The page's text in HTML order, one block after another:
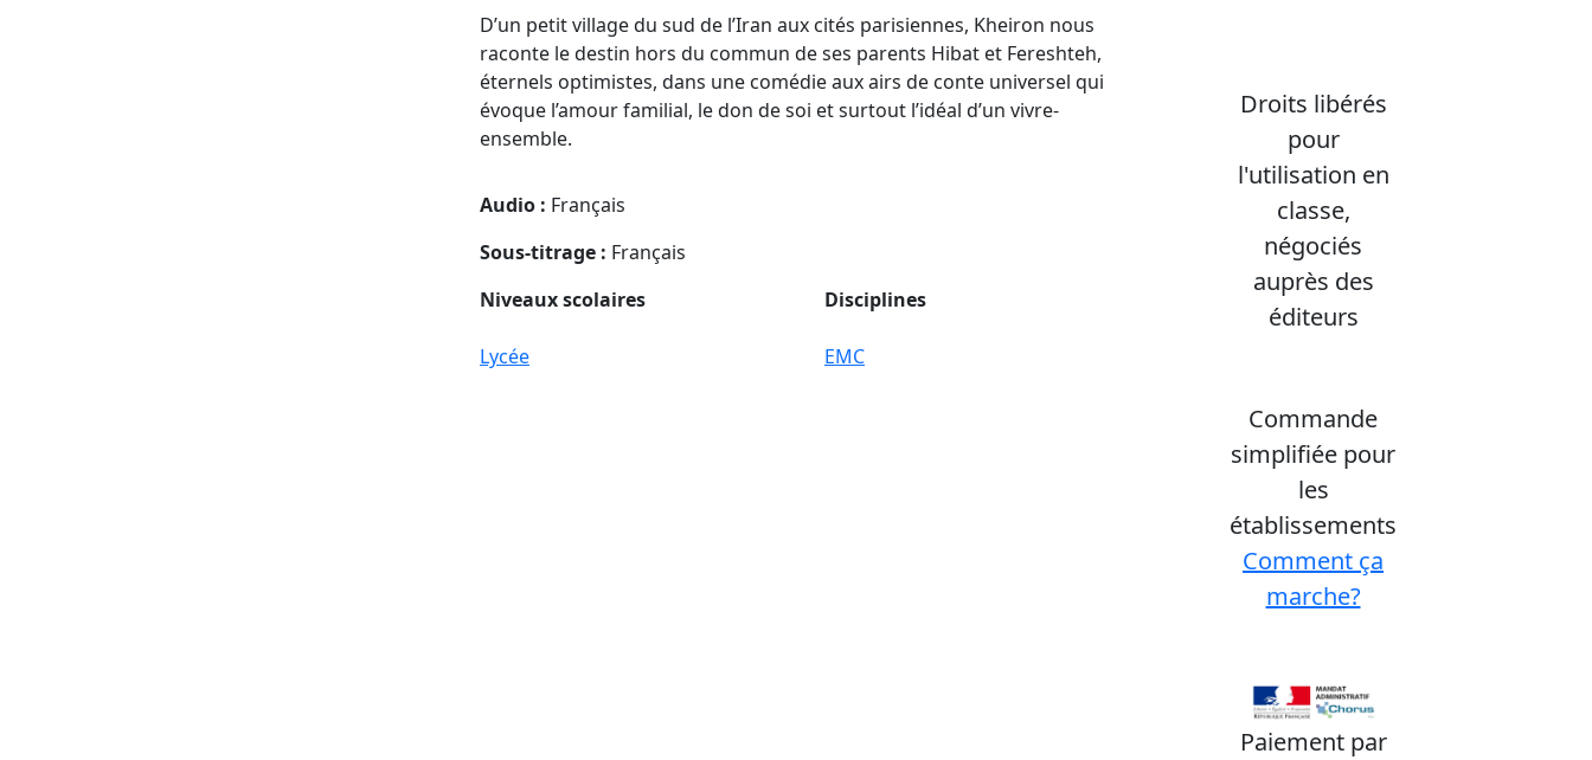
D’un petit village du sud de l’Iran aux cités parisiennes, Kheiron nous
raconte le destin hors du commun de ses parents Hibat et Fereshteh,
éternels optimistes, dans une comédie aux airs de conte universel qui
évoque l’amour familial, le don de soi et surtout l’idéal d’un vivre-
ensemble.
Audio : Français
Sous-titrage : Français
Niveaux scolaires
Lycée
Disciplines
EMC
Droits libérés
pour
l'utilisation en
classe,
négociés
auprès des
éditeurs
Commande
simplifiée pour
les
établissements
Comment ça
marche?
Paiement par